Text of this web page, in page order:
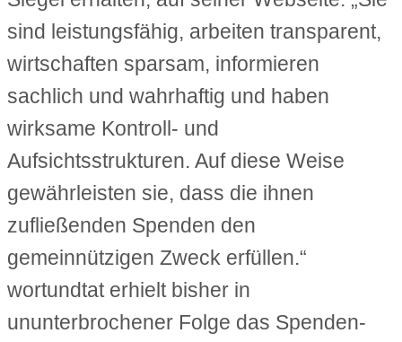
sind leistungsfähig, arbeiten transparent,
wirtschaften sparsam, informieren
sachlich und wahrhaftig und haben
wirksame Kontroll- und
Aufsichtsstrukturen. Auf diese Weise
gewährleisten sie, dass die ihnen
zufließenden Spenden den
gemeinnützigen Zweck erfüllen.“
wortundtat erhielt bisher in
ununterbrochener Folge das Spenden-